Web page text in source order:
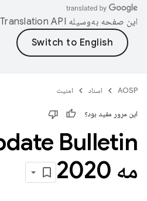
این صفحه به‌وسیله
AOSP اسناد امنیت
این مرور مفید بود؟
مه 2020